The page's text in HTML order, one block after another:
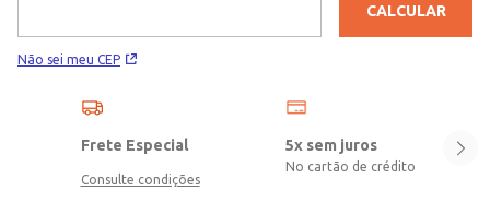
Não sei meu CEP
CALCULAR
Frete Especial
Consulte condições
5x sem juros
No cartão de crédito